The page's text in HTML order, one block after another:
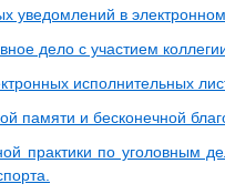
уведомлений в
дело с участием
исполнительных
памяти и бесконечной
практики по уголовным